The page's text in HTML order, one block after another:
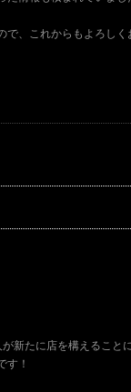
、これからもよろしく
新たに店を構えること
す！